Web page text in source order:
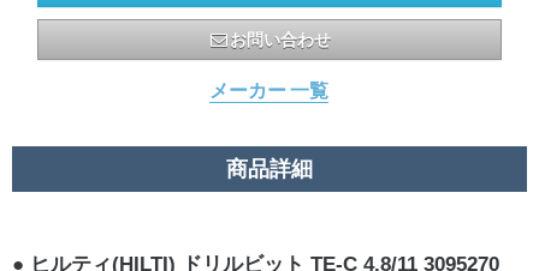
お問い合わせ
メーカー 一覧
商品詳細
ヒルティ(HILTI) ドリルビット TE-C 4.8/11 3095270